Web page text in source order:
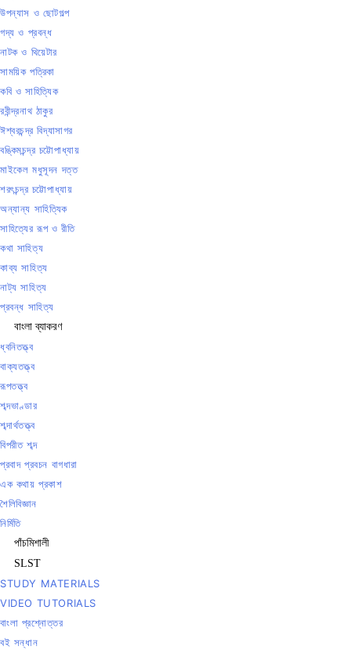
উপন্যাস ও ছোটগল্প
গদ্য ও প্রবন্ধ
নাটক ও থিয়েটার
সাময়িক পত্রিকা
কবি ও সাহিত্যিক
রবীন্দ্রনাথ ঠাকুর
ঈশ্বরচন্দ্র বিদ্যাসাগর
বঙ্কিমচন্দ্র চট্টোপাধ্যায়
মাইকেল মধুসূদন দত্ত
শরৎচন্দ্র চট্টোপাধ্যায়
অন্যান্য সাহিত্যিক
সাহিত্যের রূপ ও রীতি
কথা সাহিত্য
কাব্য সাহিত্য
নাট্য সাহিত্য
প্রবন্ধ সাহিত্য
বাংলা ব্যাকরণ
ধ্বনিতত্ত্ব
বাক্যতত্ত্ব
রূপতত্ত্ব
শব্দভাণ্ডার
শব্দার্থতত্ত্ব
বিপরীত শব্দ
প্রবাদ প্রবচন বাগধারা
এক কথায় প্রকাশ
শৈলিবিজ্ঞান
নির্মিতি
পাঁচমিশালী
SLST
STUDY MATERIALS
VIDEO TUTORIALS
বাংলা প্রশ্নোত্তর
বই সন্ধান